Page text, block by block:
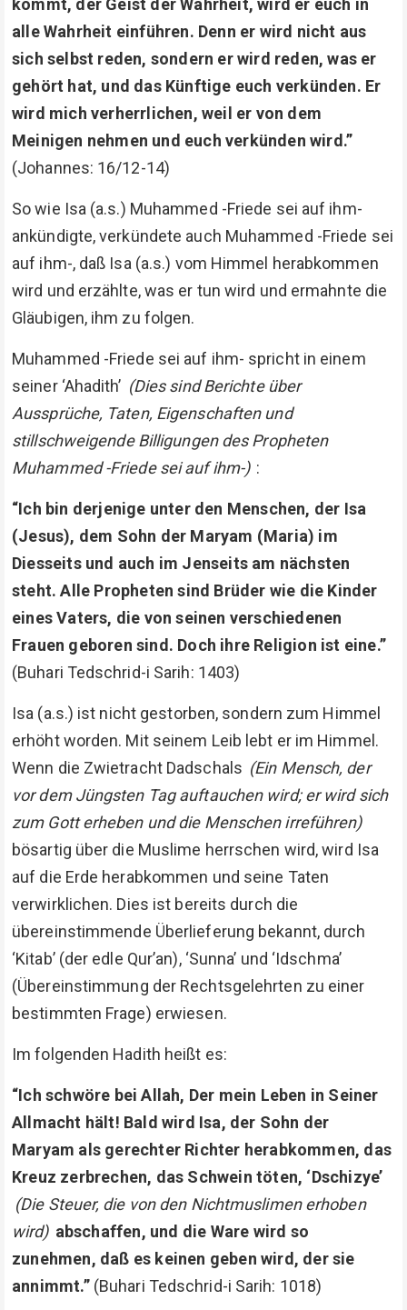
kommt, der Geist der Wahrheit, wird er euch in
alle Wahrheit einführen. Denn er wird nicht aus
sich selbst reden, sondern er wird reden, was er
gehört hat, und das Künftige euch verkünden. Er
wird mich verherrlichen, weil er von dem
Meinigen nehmen und euch verkünden wird.”
(Johannes: 16/12-14)
So wie Isa (a.s.) Muhammed -Friede sei auf ihm-
ankündigte, verkündete auch Muhammed -Friede sei
auf ihm-, daß Isa (a.s.) vom Himmel herabkommen
wird und erzählte, was er tun wird und ermahnte die
Gläubigen, ihm zu folgen.
Muhammed -Friede sei auf ihm- spricht in einem
seiner ‘Ahadith’ (Dies sind Berichte über
Aussprüche, Taten, Eigenschaften und
stillschweigende Billigungen des Propheten
Muhammed -Friede sei auf ihm-) :
“Ich bin derjenige unter den Menschen, der Isa
(Jesus), dem Sohn der Maryam (Maria) im
Diesseits und auch im Jenseits am nächsten
steht. Alle Propheten sind Brüder wie die Kinder
eines Vaters, die von seinen verschiedenen
Frauen geboren sind. Doch ihre Religion ist eine.”
(Buhari Tedschrid-i Sarih: 1403)
Isa (a.s.) ist nicht gestorben, sondern zum Himmel
erhöht worden. Mit seinem Leib lebt er im Himmel.
Wenn die Zwietracht Dadschals (Ein Mensch, der
vor dem Jüngsten Tag auftauchen wird; er wird sich
zum Gott erheben und die Menschen irreführen)
bösartig über die Muslime herrschen wird, wird Isa
auf die Erde herabkommen und seine Taten
verwirklichen. Dies ist bereits durch die
übereinstimmende Überlieferung bekannt, durch
‘Kitab’ (der edle Qur’an), ‘Sunna’ und ‘Idschma’
(Übereinstimmung der Rechtsgelehrten zu einer
bestimmten Frage) erwiesen.
Im folgenden Hadith heißt es:
“Ich schwöre bei Allah, Der mein Leben in Seiner
Allmacht hält! Bald wird Isa, der Sohn der
Maryam als gerechter Richter herabkommen, das
Kreuz zerbrechen, das Schwein töten, ‘Dschizye’
(Die Steuer, die von den Nichtmuslimen erhoben
wird) abschaffen, und die Ware wird so
zunehmen, daß es keinen geben wird, der sie
annimmt.”(Buhari Tedschrid-i Sarih: 1018)